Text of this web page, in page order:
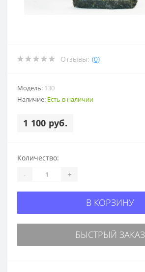
Отзывы: (0)
Модель: 130
Наличие: Есть в наличии
1 100 руб.
Количество:
- +
В КОРЗИНУ
БЫСТРЫЙ ЗАКАЗ